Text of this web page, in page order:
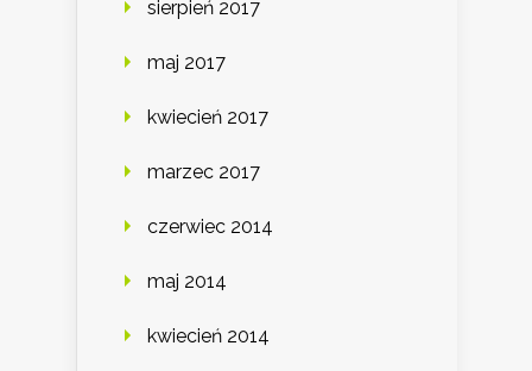
sierpień 2017
maj 2017
kwiecień 2017
marzec 2017
czerwiec 2014
maj 2014
kwiecień 2014